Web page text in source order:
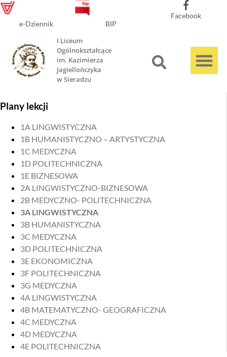
e-Dziennik BIP
Facebook
I Liceum
Ogólnokształcące
im. Kazimierza
Jagiellończyka
w Sieradzu
Plany lekcji
1A LINGWISTYCZNA
1B HUMANISTYCZNO – ARTYSTYCZNA
1C MEDYCZNA
1D POLITECHNICZNA
1E BIZNESOWA
2A LINGWISTYCZNO-BIZNESOWA
2B MEDYCZNO- POLITECHNICZNA
3A LINGWISTYCZNA
3B HUMANISTYCZNA
3C MEDYCZNA
3D POLITECHNICZNA
3E EKONOMICZNA
3F POLITECHNICZNA
3G MEDYCZNA
4A LINGWISTYCZNA
4B MATEMATYCZNO- GEOGRAFICZNA
4C MEDYCZNA
4D MEDYCZNA
4E POLITECHNICZNA